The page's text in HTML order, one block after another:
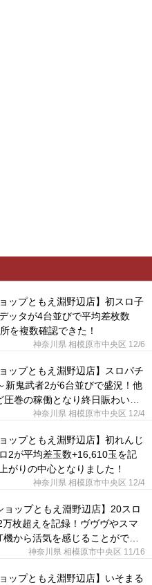
ップともえ淵野辺店】初スロ子
ッタが4台並びで平均差枚数
を複数確認できた！
神奈川県 相模原市中央区 12/6
ップともえ淵野辺店】スロパチ
新鬼武者2が6台並びで盛況！他
巻の稼働となり終日賑わいを
神奈川県 相模原市中央区 12/4
ップともえ淵野辺店】初れんじ
2が平均差玉数+16,610玉を記
がりの中心となりました！
神奈川県 相模原市中央区 12/4
ョップともえ淵野辺店】20スロ
枚超えを記録！ヴヴヴやスマ
から活気を感じることができ
神奈川県 相模原市中央区 11/16
ップともえ淵野辺店】いそまる